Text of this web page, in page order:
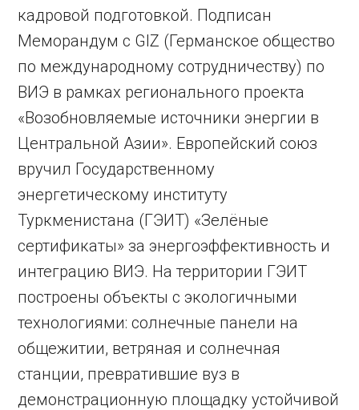
кадровой подготовкой. Подписан
Меморандум с GIZ (Германское общество
по международному сотрудничеству) по
ВИЭ в рамках регионального проекта
«Возобновляемые источники энергии в
Центральной Азии». Европейский союз
вручил Государственному
энергетическому институту
Туркменистана (ГЭИТ) «Зелёные
сертификаты» за энергоэффективность и
интеграцию ВИЭ. На территории ГЭИТ
построены объекты с экологичными
технологиями: солнечные панели на
общежитии, ветряная и солнечная
станции, превратившие вуз в
демонстрационную площадку устойчивой